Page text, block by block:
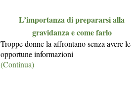
L’importanza di prepararsi alla
gravidanza e come farlo
Troppe donne la affrontano senza avere le
opportune informazioni
(Continua)